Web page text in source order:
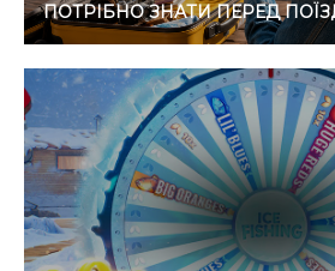
ПОТРІБНО ЗНАТИ ПЕРЕД